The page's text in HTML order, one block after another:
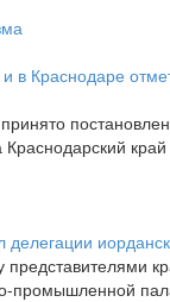
в Краснодаре
делегации
представителями
промышленной